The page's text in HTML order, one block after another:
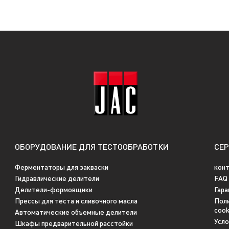
ОБОРУДОВАНИЕ ДЛЯ ТЕСТООБРАБОТКИ
Ферментаторы для закваски
Гидравлические делители
Делители-формовщики
Прессы для теста и сливочного масла
Автоматические объемные делители
Шкафы предварительной расстойки
FAQ